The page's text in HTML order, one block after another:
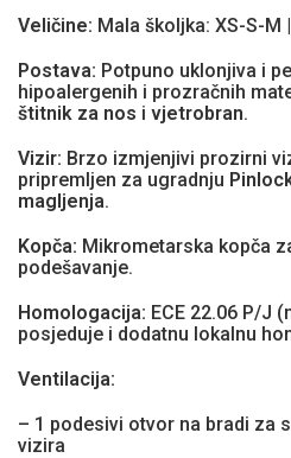
Veličine: Mala školjka: XS-S-M
Postava: Potpuno uklonjiva i
hipoalergenih i prozračnih
štitnik za nos i vjetrobran.
Vizir: Brzo izmjenjivi prozirni
pripremljen za ugradnju
magljenja.
Kopča: Mikrometarska kopča
podešavanje.
Homologacija: ECE 22.06 P/J
posjeduje i dodatnu lokalnu
Ventilacija:
– 1 podesivi otvor na bradi za
vizira